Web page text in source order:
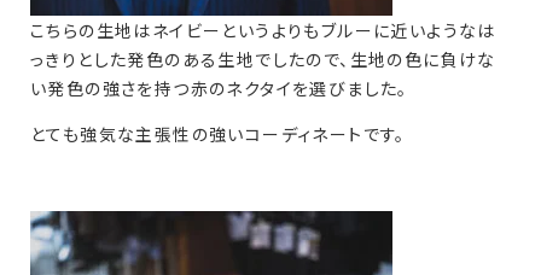
こちらの生地はネイビーというよりもブルーに近いようなは
っきりとした発色のある生地でしたので、生地の色に負けな
い発色の強さを持つ赤のネクタイを選びました。
とても強気な主張性の強いコーディネートです。